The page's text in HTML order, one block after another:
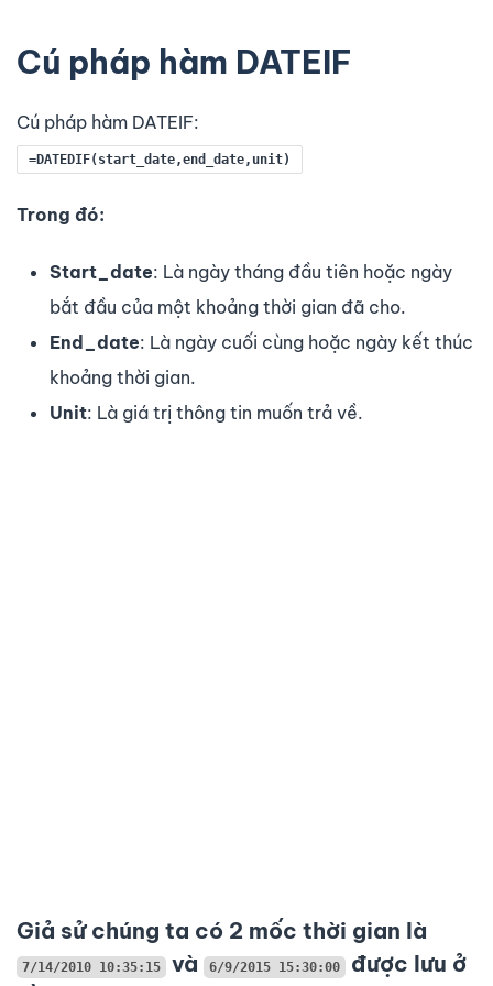
Cú pháp hàm DATEIF
Cú pháp hàm DATEIF:
=DATEDIF( start_date,end_date, unit)
Trong đó:
Start_date: Là ngày tháng đầu tiên hoặc ngày
bắt đầu của một khoảng thời gian đã cho.
End_date: Là ngày cuối cùng hoặc ngày kết thúc
khoảng thời gian.
Unit: Là giá trị thông tin muốn trả về.
Giả sử chúng ta có 2 mốc thời gian là
7/14/2010 10:35:15 và 6/9/2015 15:30:00
được lưu ở